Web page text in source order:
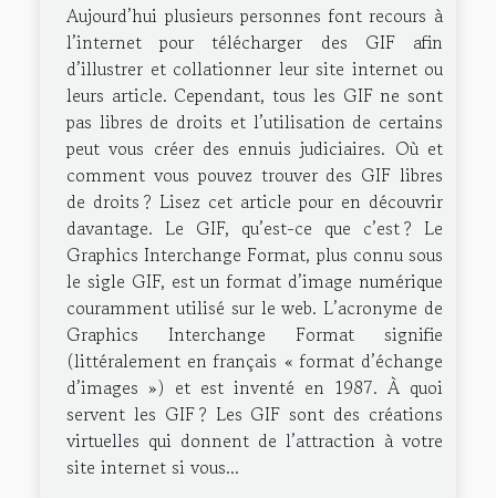
Aujourd’hui plusieurs personnes font recours à
l’internet pour télécharger des GIF afin
d’illustrer et collationner leur site internet ou
leurs article. Cependant, tous les GIF ne sont
pas libres de droits et l’utilisation de certains
peut vous créer des ennuis judiciaires. Où et
comment vous pouvez trouver des GIF libres
de droits ? Lisez cet article pour en découvrir
davantage. Le GIF, qu’est-ce que c’est ? Le
Graphics Interchange Format, plus connu sous
le sigle GIF, est un format d’image numérique
couramment utilisé sur le web. L’acronyme de
Graphics Interchange Format signifie
(littéralement en français « format d’échange
d’images ») et est inventé en 1987. À quoi
servent les GIF ? Les GIF sont des créations
virtuelles qui donnent de l’attraction à votre
site internet si vous...